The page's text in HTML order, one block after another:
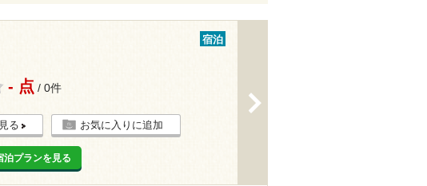
宿泊
- 点 / 0件
る お気に入りに追加
泊プランを見る